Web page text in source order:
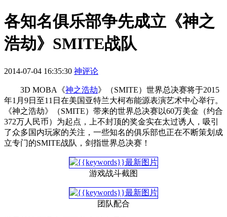
各知名俱乐部争先成立《神之
浩劫》SMITE战队
2014-07-04 16:35:30 神评论
3D MOBA《神之浩劫》（SMITE）世界总决赛将于2015
年1月9日至11日在美国亚特兰大柯布能源表演艺术中心举行。
《神之浩劫》（SMITE）带来的世界总决赛以60万美金（约合
372万人民币）为起点，上不封顶的奖金实在太过诱人，吸引
了众多国内玩家的关注，一些知名的俱乐部也正在不断策划成
立专门的SMITE战队，剑指世界总决赛！
游戏战斗截图
团队配合